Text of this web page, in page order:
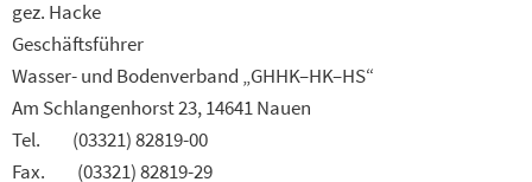
gez. Hacke
Geschäftsführer
Wasser- und Bodenverband „GHHK–HK–HS“
Am Schlangenhorst 23, 14641 Nauen
Tel. (03321) 82819-00
Fax. (03321) 82819-29